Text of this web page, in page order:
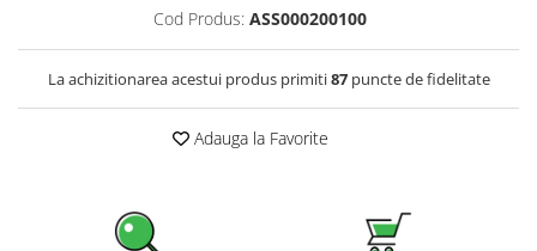
Statii de incarcare vehicule
Statii de incarcare
Cabluri de incarcare vehicule
Cod Produs: ASS000200100
La achizitionarea acestui produs primiti87puncte de fidelitate
Adauga la Favorite